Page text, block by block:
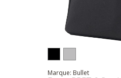
Marque: Bullet